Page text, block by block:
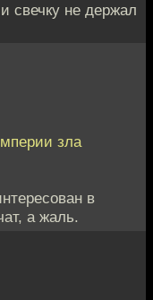
свечку не держал
зла
в
а жаль.